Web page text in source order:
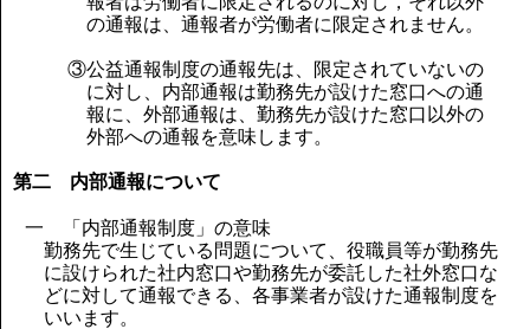
の通報は、通報者が労働者に限定されません。
③公益通報制度の通報先は、限定されていないの
に対し、内部通報は勤務先が設けた窓口への通
報に、外部通報は、勤務先が設けた窓口以外の
外部への通報を意味します。
第二 内部通報について
一 「内部通報制度」の意味
勤務先で生じている問題について、役職員等が勤務先
に設けられた社内窓口や勤務先が委託した社外窓口な
どに対して通報できる、各事業者が設けた通報制度を
いいます。